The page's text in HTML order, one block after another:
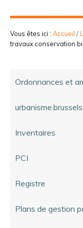
PARTICIPER
Vous êtes ici : Accueil /
travaux conservation
Ordonnances et
urbanisme.brussels
Inventaires
PCI
Registre
Plans de gestion